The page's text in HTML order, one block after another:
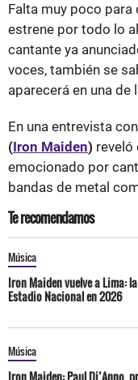
Falta muy poco para
estrene por todo lo
cantante ya
voces, también se
aparecerá en una de
En una entrevista con
(Iron Maiden) reveló
emocionado por
bandas de metal
Te recomendamos
Música
Iron Maiden vuelve a Lima:
Estadio Nacional en 2026
Música
Iron Maiden: Paul Di’Anno,